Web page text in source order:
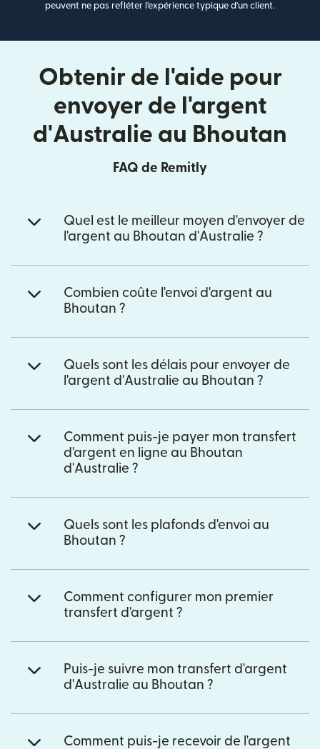
peuvent ne pas refléter l'expérience typique d'un client.
Obtenir de l'aide pour
envoyer de l'argent
d'Australie au Bhoutan
FAQ de Remitly
Quel est le meilleur moyen d'envoyer de
l'argent au Bhoutan d'Australie ?
Combien coûte l'envoi d'argent au
Bhoutan ?
Quels sont les délais pour envoyer de
l'argent d'Australie au Bhoutan ?
Comment puis-je payer mon transfert
d'argent en ligne au Bhoutan
d'Australie ?
Quels sont les plafonds d'envoi au
Bhoutan ?
Comment configurer mon premier
transfert d'argent ?
Puis-je suivre mon transfert d'argent
d'Australie au Bhoutan ?
Comment puis-je recevoir de l'argent